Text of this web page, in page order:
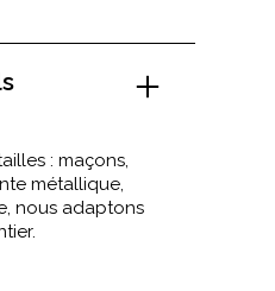
: maçons,
métallique,
nous adaptons